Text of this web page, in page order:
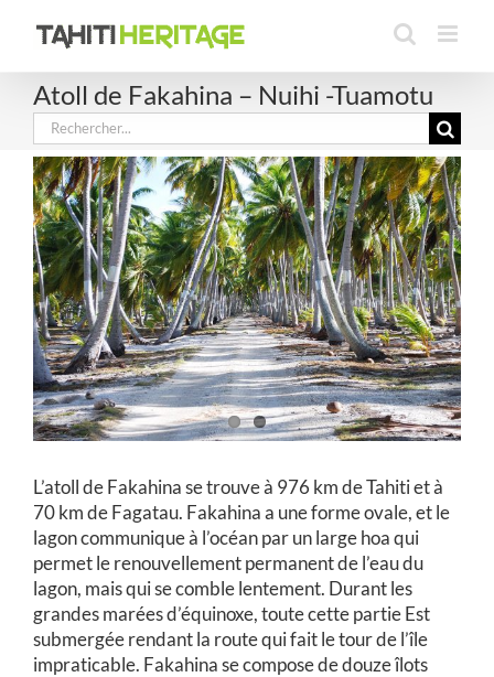
Atoll de Fakahina – Nuihi -Tuamotu
Rechercher:
L’atoll de Fakahina se trouve à 976 km de Tahiti et à
70 km de Fagatau. Fakahina a une forme ovale, et le
lagon communique à l’océan par un large hoa qui
permet le renouvellement permanent de l’eau du
lagon, mais qui se comble lentement. Durant les
grandes marées d’équinoxe, toute cette partie Est
submergée rendant la route qui fait le tour de l’île
impraticable. Fakahina se compose de douze îlots